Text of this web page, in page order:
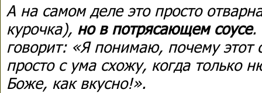
А на самом деле это просто
курочка), но в потрясающем соусе.
говорит: «Я понимаю, почему этот
просто с ума схожу, когда только
Боже, как вкусно!».